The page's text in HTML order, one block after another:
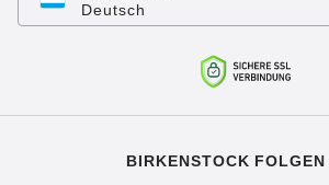
Deutsch
BIRKENSTOCK FOLGEN